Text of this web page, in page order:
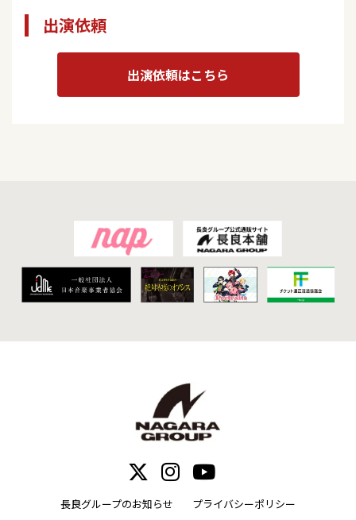
出演依頼
出演依頼はこちら
長良グループのお知らせ プライバシーポリシー